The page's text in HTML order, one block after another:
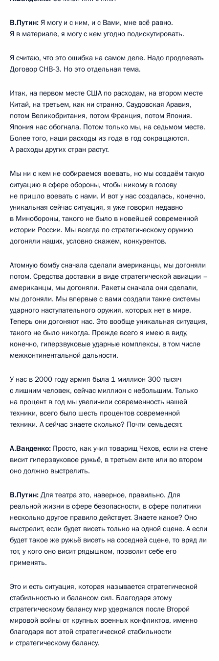
В.Путин: Я могу и с ним, и с Вами, мне всё равно.
Я в материале, я могу с кем угодно подискутировать.
Я считаю, что это ошибка на самом деле. Надо продлевать
Договор СНВ-3. Но это отдельная тема.
Итак, на первом месте США по расходам, на втором месте
Китай, на третьем, как ни странно, Саудовская Аравия,
потом Великобритания, потом Франция, потом Япония.
Япония нас обогнала. Потом только мы, на седьмом месте.
Более того, наши расходы из года в год сокращаются.
А расходы других стран растут.
Мы ни с кем не собираемся воевать, но мы создаём такую
ситуацию в сфере обороны, чтобы никому в голову
не пришло воевать с нами. И вот у нас создалась, конечно,
уникальная сейчас ситуация, я уже говорил недавно
в Минобороны, такого не было в новейшей современной
истории России. Мы всегда по стратегическому оружию
догоняли наших, условно скажем, конкурентов.
Атомную бомбу сначала сделали американцы, мы догоняли
потом. Средства доставки в виде стратегической авиации –
американцы, мы догоняли. Ракеты сначала они сделали,
мы догоняли. Мы впервые с вами создали такие системы
ударного наступательного оружия, которых нет в мире.
Теперь они догоняют нас. Это вообще уникальная ситуация,
такого не было никогда. Прежде всего я имею в виду,
конечно, гиперзвуковые ударные комплексы, в том числе
межконтинентальной дальности.
У нас в 2000 году армия была 1 миллион 300 тысяч
с лишним человек, сейчас миллион с небольшим. Только
на процент в год мы увеличили современность нашей
техники, всего было шесть процентов современной
техники. А сейчас знаете сколько? Почти семьдесят.
А.Ванденко: Просто, как учил товарищ Чехов, если на стене
висит гиперзвуковое ружьё, в третьем акте или во втором
оно должно выстрелить.
В.Путин: Для театра это, наверное, правильно. Для
реальной жизни в сфере безопасности, в сфере политики
несколько другое правило действует. Знаете какое? Оно
выстрелит, если будет висеть только на одной сцене. А если
будет такое же ружьё висеть на соседней сцене, то вряд ли
тот, у кого оно висит рядышком, позволит себе его
применять.
Это и есть ситуация, которая называется стратегической
стабильностью и балансом сил. Благодаря этому
стратегическому балансу мир удержался после Второй
мировой войны от крупных военных конфликтов, именно
благодаря вот этой стратегической стабильности
и стратегическому балансу.